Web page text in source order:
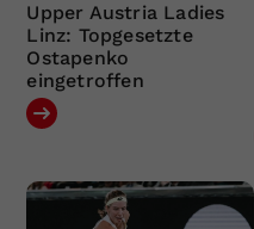
Upper Austria Ladies
Linz: Topgesetzte
Ostapenko
eingetroffen